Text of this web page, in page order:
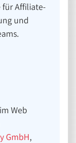
für Affiliate-
und
im Web
GmbH,